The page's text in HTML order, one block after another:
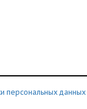
персональных данных